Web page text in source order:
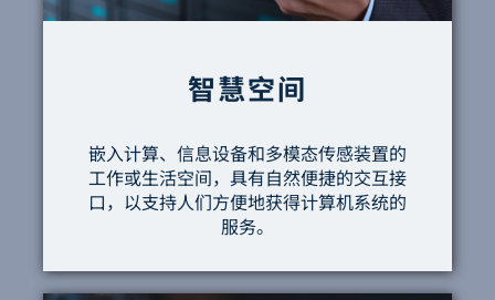
智慧空间
嵌入计算、信息设备和多模态传感装置的
工作或生活空间，具有自然便捷的交互接
口，以支持人们方便地获得计算机系统的
服务。